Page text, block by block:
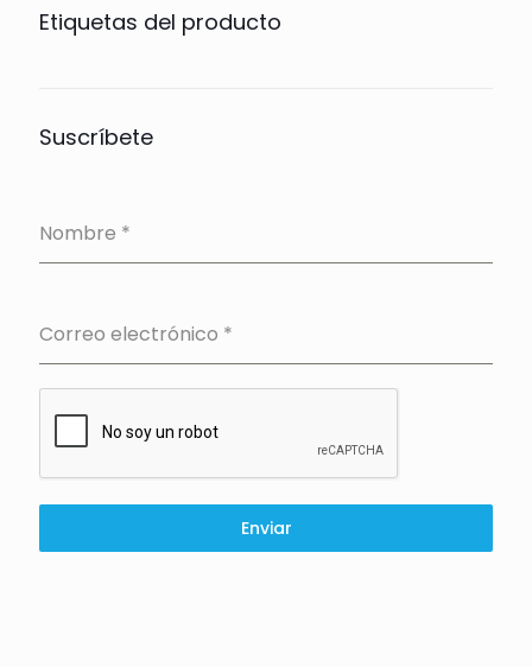
Etiquetas del producto
Suscríbete
Nombre *
Correo electrónico *
Enviar